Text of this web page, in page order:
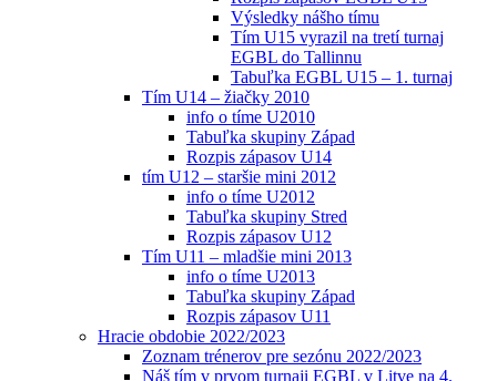
Výsledky nášho tímu
Tím U15 vyrazil na tretí turnaj
EGBL do Tallinnu
Tabuľka EGBL U15 – 1. turnaj
Tím U14 – žiačky 2010
info o tíme U2010
Tabuľka skupiny Západ
Rozpis zápasov U14
tím U12 – staršie mini 2012
info o tíme U2012
Tabuľka skupiny Stred
Rozpis zápasov U12
Tím U11 – mladšie mini 2013
info o tíme U2013
Tabuľka skupiny Západ
Rozpis zápasov U11
Hracie obdobie 2022/2023
Zoznam trénerov pre sezónu 2022/2023
Náš tím v prvom turnaji EGBL v Litve na 4.